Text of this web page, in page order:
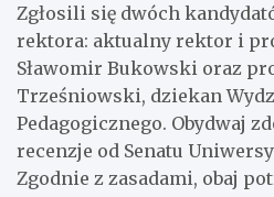
Zgłosili się dwóch
rektora: aktualny rektor i
Sławomir Bukowski oraz
Trześniowski, dziekan
Pedagogicznego. Obydwaj
recenzje od Senatu
Zgodnie z zasadami, obaj